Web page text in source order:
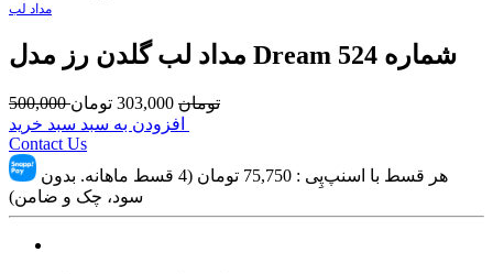
مداد لب
مداد لب گلدن رز مدل Dream شماره 524
500,000 تومان 303,000 تومان
Contact Us
هر قسط با اسنپ‌پِی : 75,750
تومان (4 قسط ماهانه. بدون
سود، چک و ضامن)